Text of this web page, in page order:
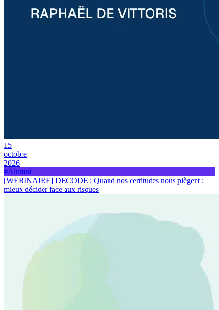
15
octobre
2026
#Alumni
[WEBINAIRE] DECODE : Quand nos certitudes nous piègent :
mieux décider face aux risques